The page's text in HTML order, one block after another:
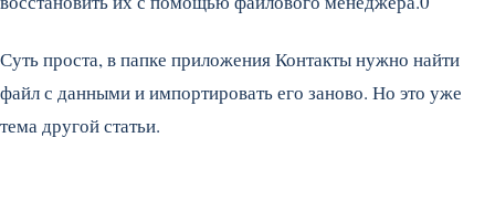
Суть проста, в папке приложения Контакты нужно найти
файл с данными и импортировать его заново. Но это уже
тема другой статьи.